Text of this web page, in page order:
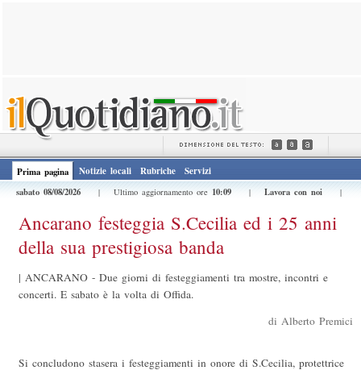
Prima pagina Notizie locali Rubriche
Servizi
sabato 08/08/2026
| Ultimo aggiornamento ore 10:09 | Lavora con noi |
Ancarano festeggia S.Cecilia ed i 25 anni
della sua prestigiosa banda
| ANCARANO - Due giorni di festeggiamenti tra mostre, incontri e
concerti. E sabato è la volta di Offida.
di Alberto Premici
Si concludono stasera i festeggiamenti in onore di S.Cecilia, protettrice